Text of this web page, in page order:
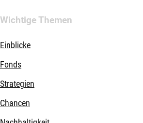
Wichtige Themen
Einblicke
Fonds
Strategien
Chancen